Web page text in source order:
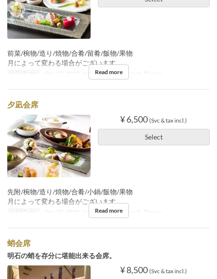
前菜/椀物/造り/焼物/合肴/留肴/飯物/果物
月によって変わる場合がございます。
Valid Dates ~ Dec 27, 2025, Jan 05 ~ Meals Lunch, Dinner
Read more
夕凪会席
¥ 6,500 (Svc & tax incl.)
Select
先附/椀物/造り/焼物/合肴/小鍋/飯物/果物
月によって変わる場合がございます。
Valid Dates ~ Dec 27, 2025, Jan 05 ~ Meals Lunch, Dinner
Read more
蛸会席
明石の蛸を存分に堪能出来る会席。
¥ 8,500 (Svc & tax incl.)